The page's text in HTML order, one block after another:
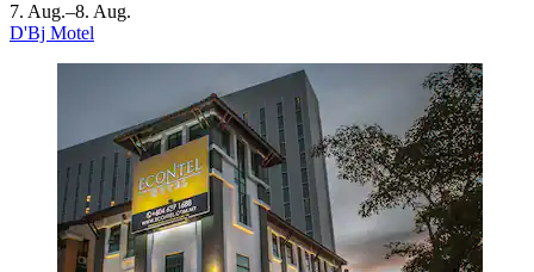
7. Aug.–8. Aug.
D'Bj Motel